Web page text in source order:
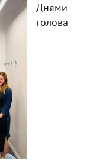
Днями
голова